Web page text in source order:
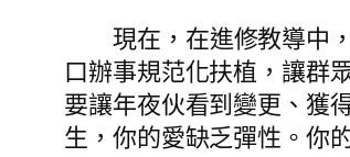
現在，在進修教導中
口辦事規范化扶植，讓群
要讓年夜伙看到變更、獲
生，你的愛缺乏彈性。你